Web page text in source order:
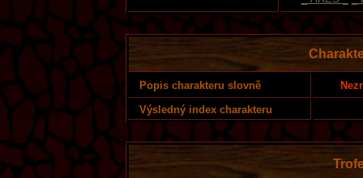
Popis charakteru slovně
Výsledný index charakteru